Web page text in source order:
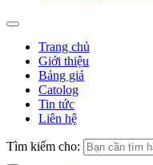
Trang chủ
Giới thiệu
Bảng giá
Catolog
Tin tức
Liên hệ
Tìm kiếm cho: